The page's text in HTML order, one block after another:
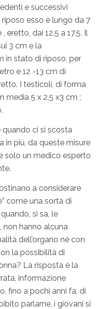
e successivi
esso è lungo da 7
eretto, dai 12.5 a 17,5. Il
3 cm e la
in stato di riposo, per
e 12 -13 cm di
I testicoli, di forma
media 5 x 2,5 x3 cm ;
ci si scosta
in più, da queste misure
solo un medico esperto
a considerare
come una sorta di
si sa, le
non hanno alcuna
dell’organo né con
la possibilità di
La risposta è la
informazione
fino a pochi anni fa, di
parlarne, i giovani si